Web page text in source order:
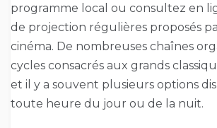
programme local ou consultez en
de projection régulières proposés
cinéma. De nombreuses chaînes
cycles consacrés aux grands
et il y a souvent plusieurs options
toute heure du jour ou de la nuit.